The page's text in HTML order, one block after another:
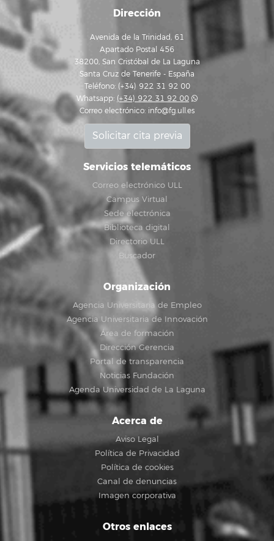
Dirección
Avenida de la Trinidad, 61
Apartado Postal 456
38200, San Cristóbal de La Laguna
Santa Cruz de Tenerife - España
Teléfono: (+34) 922 31 92 00
Whatsapp: (+34) 922 31 92 00
Correo electrónico: info@fg.ull.es
Solicitar cita previa
Servicios telemáticos
Correo electrónico ULL
Campus Virtual
Sede electrónica
Biblioteca digital
Directorio ULL
Buscador
Organización
Agencia Universitaria de Empleo
Agencia Universitaria de Innovación
Área de formación
Dirección Gerencia
Portal de transparencia
Noticias Fundación
Agenda Universidad de La Laguna
Acerca de
Aviso Legal
Política de Privacidad
Política de cookies
Canal de denuncias
Imagen corporativa
Otros enlaces